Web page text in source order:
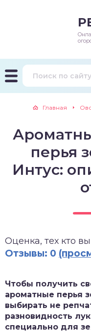
Главная
перья
Интус:
Оценка, тех кто
Отзывы: 0
Чтобы получить
ароматные перья
выбирать не
разновидность
специально для
и подкормки